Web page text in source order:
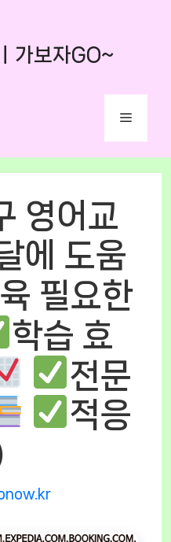
가보자GO~
Menu
영어교
에 도움
필요한
학습 효
전문
적응